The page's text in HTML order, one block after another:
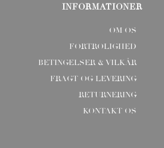
INFORMATIONER
OM OS
FORTROLIGHED
BETINGELSER & VILKÅR
FRAGT OG LEVERING
RETURNERING
KONTAKT OS